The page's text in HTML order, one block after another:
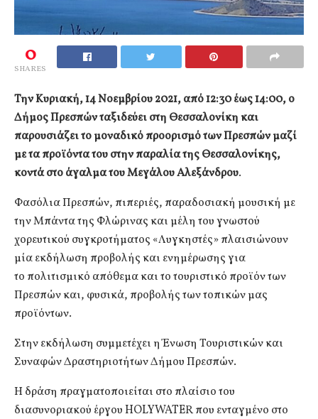
0
SHARES
Την Κυριακή, 14 Νοεμβρίου 2021, από 12:30 έως 14:00, ο
Δήμος Πρεσπών ταξιδεύει στη Θεσσαλονίκη και
παρουσιάζει το μοναδικό προορισμό των Πρεσπών μαζί
με τα προϊόντα του στην παραλία της Θεσσαλονίκης,
κοντά στο άγαλμα του Μεγάλου Αλεξάνδρου.
Φασόλια Πρεσπών, πιπεριές, παραδοσιακή μουσική με
την Μπάντα της Φλώρινας και μέλη του γνωστού
χορευτικού συγκροτήματος «Λυγκηστές» πλαισιώνουν
μία εκδήλωση προβολής και ενημέρωσης για
τo πολιτισμικό απόθεμα και το τουριστικό προϊόν των
Πρεσπών και, φυσικά, προβολής των τοπικών μας
προϊόντων.
Στην εκδήλωση συμμετέχει η Ένωση Τουριστικών και
Συναφών Δραστηριοτήτων Δήμου Πρεσπών.
Η δράση πραγματοποιείται στο πλαίσιο του
διασυνοριακού έργου HOLYWATER που ενταγμένο στο